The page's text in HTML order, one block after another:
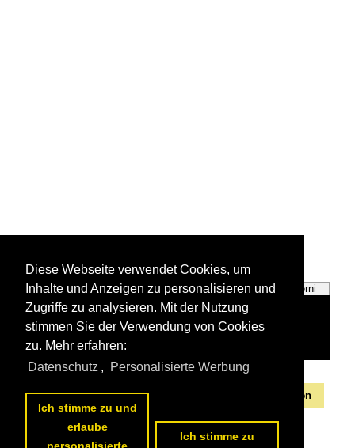
Provinz Perugia Provinz Terni
Alle Fotos ausUmbrien Umbrien
Diese Webseite verwendet Cookies, um
Inhalte und Anzeigen zu personalisieren und
Zugriffe zu analysieren. Mit der Nutzung
stimmen Sie der Verwendung von Cookies
zu. Mehr erfahren:
Datenschutz , Personalisierte Werbung
Ich stimme zu und
erlaube
Ich stimme zu